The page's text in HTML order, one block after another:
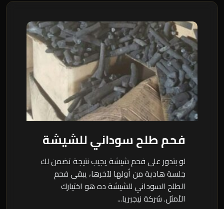
فحم طلح سوداني للشيشة
لو بتدور على فحم شيشة يجيب نتيجة تضمن لك
جلسة هادية من أولها لآخرها، يبقى فحم
الطلح السوداني للشيشة ده هو اختيارك
الأمثل. شركة نيجيريا...